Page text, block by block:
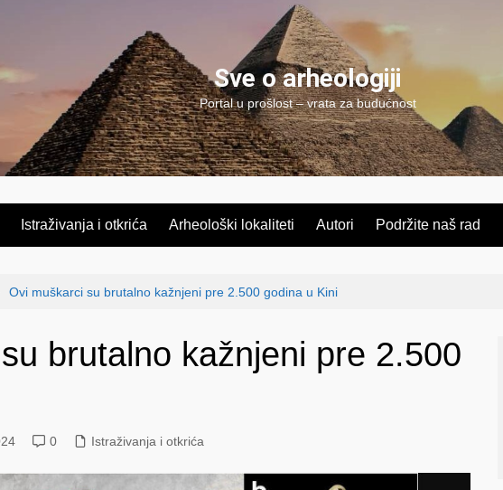
Sve o arheologiji
Portal u prošlost – vrata za budućnost
Istraživanja i otkrića Arheološki lokaliteti Autori Podržite naš rad
Ovi muškarci su brutalno kažnjeni pre 2.500 godina u Kini
brutalno kažnjeni pre 2.500
0 Istraživanja i otkrića